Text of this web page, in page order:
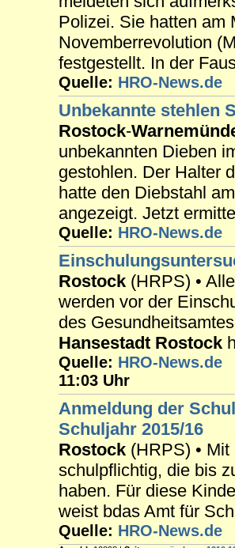
Polizei. Sie hatten am
Novemberrevolution
festgestellt. In der
Quelle: HRO-News.de
Unbekannte stehlen
Rostock-
unbekannten Dieben
gestohlen. Der Halter
hatte den Diebstahl
angezeigt. Jetzt
Quelle: HRO-News.de
Rostock (HRPS) •
werden vor der
des
Hansestadt Rostock
Quelle: HRO-News.de
11:03 Uhr
Anmeldung der
Schuljahr 2015/16
Rostock (HRPS) •
schulpflichtig, die bis
haben. Für diese
weist bdas Amt für
Quelle: HRO-News.de